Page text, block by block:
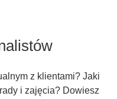
z klientami? Jaki
i zajęcia? Dowiesz